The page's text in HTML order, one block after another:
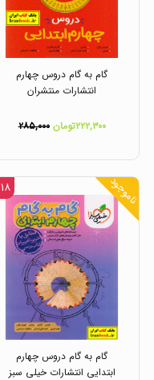
گام به گام دروس چهارم
انتشارات منتشران
۲۲۲,۳۰۰تومان ۲۸۵,۰۰۰
ناموجود ۱۸ %
گام به گام دروس چهارم
ابتدایی انتشارات خیلی سبز